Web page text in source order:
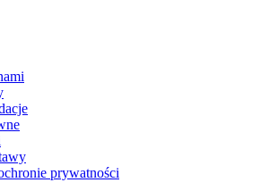
prywatności